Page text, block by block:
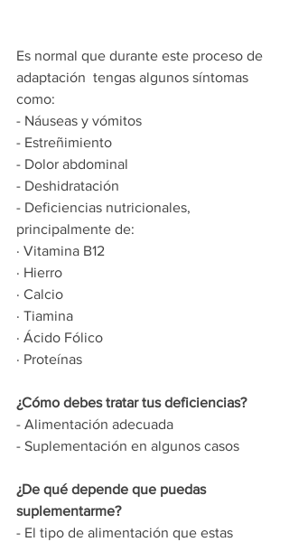
Es normal que durante este proceso de
adaptación  tengas algunos síntomas
como:
- Náuseas y vómitos
- Estreñimiento
- Dolor abdominal
- Deshidratación
- Deficiencias nutricionales,
principalmente de:
· Vitamina B12
· Hierro
· Calcio
· Tiamina
· Ácido Fólico
· Proteínas
¿Cómo debes tratar tus deficiencias?
- Alimentación adecuada
- Suplementación en algunos casos
¿De qué depende que puedas
suplementarme?
- El tipo de alimentación que estas